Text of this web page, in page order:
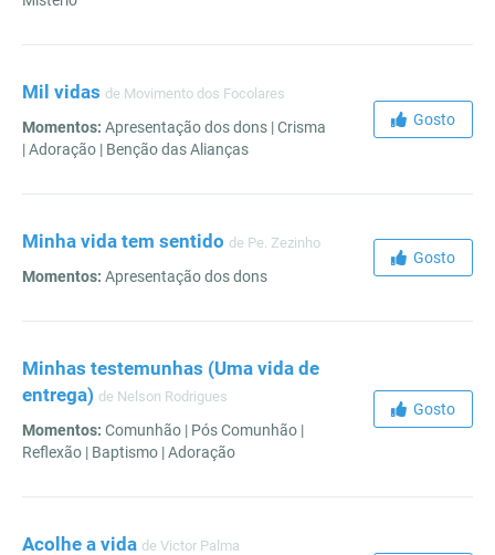
Mil vidas de Movimento dos Focolares
Momentos: Apresentação dos dons | Crisma
| Adoração | Benção das Alianças
Gosto
Minha vida tem sentido de Pe. Zezinho
Momentos: Apresentação dos dons
Gosto
Minhas testemunhas (Uma vida de
entrega) de Nelson Rodrigues
Momentos: Comunhão | Pós Comunhão |
Reflexão | Baptismo | Adoração
Gosto
Acolhe a vida de Victor Palma